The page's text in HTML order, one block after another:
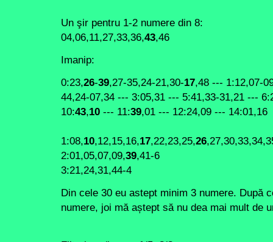
Un şir pentru 1-2 numere din 8:
04,06,11,27,33,36,43,46
Imanip:
0:23,26-39,27-35,24-21,30-17,48 --- 1:12,07-
44,24-07,34 --- 3:05,31 --- 5:41,33-31,21 ---
10:43,10 --- 11:39,01 --- 12:24,09 --- 14:01,16
1:08,10,12,15,16,17,22,23,25,26
2:01,05,07,09,39,41-6
3:21,24,31,44-4
Din cele 30 eu astept minim 3 numere. După
numere, joi mă aștept să nu dea mai mult de